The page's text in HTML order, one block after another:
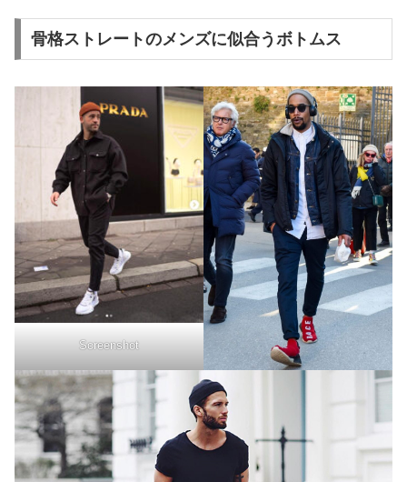
骨格ストレートのメンズに似合うボトムス
Screenshot